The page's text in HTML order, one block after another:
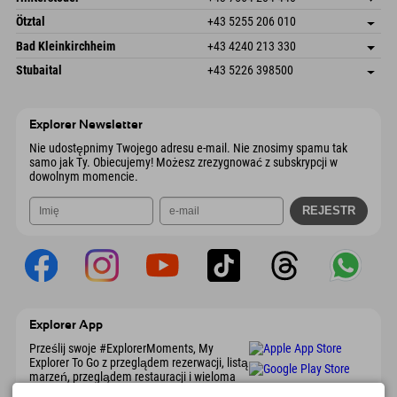
6272 Kaltenbach im Zillertal
Austria
Informacje o przyjeździe
Książka
Freizeitpark 10
Austria
Zapisz adres
Książka
Ötztal +43 5255 206 010
Gscheat 14
6441 Umhausen
Austria
Zapisz adres
Informacje o przyjeździe
Książka
Bad Kleinkirchheim +43 4240 213 330
Dorfstraße 24
Zapisz adres
Stubaital +43 5226 398500
Explorer Newsletter
Nie udostępnimy Twojego adresu e-mail. Nie znosimy spamu tak
samo jak Ty. Obiecujemy! Możesz zrezygnować z subskrypcji w
dowolnym momencie.
Explorer App
Prześlij swoje #ExplorerMoments, My
Explorer To Go z przeglądem rezerwacji, listą
marzeń, przeglądem restauracji i wieloma